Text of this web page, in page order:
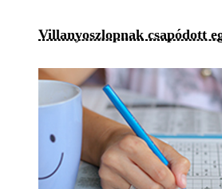
Villanyoszlopnak csapódott